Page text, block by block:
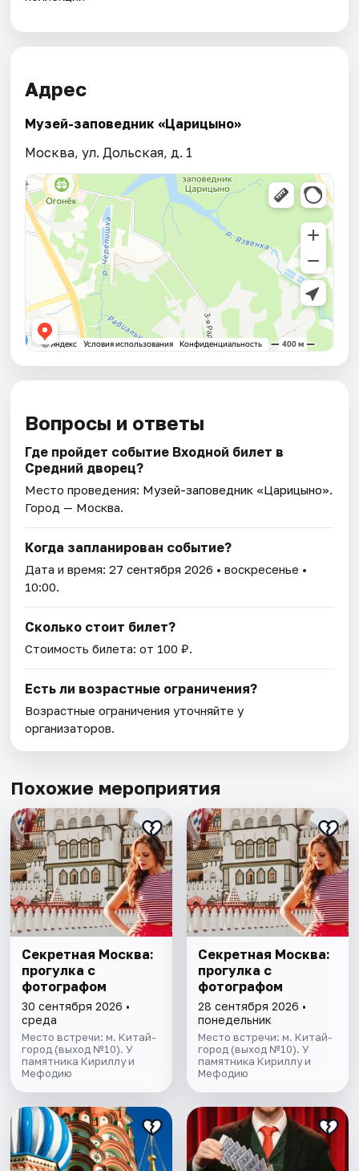
Адрес
Музей-заповедник «Царицыно»
Москва, ул. Дольская, д. 1
Вопросы и ответы
Где пройдет событие Входной билет в
Средний дворец?
Место проведения: Музей-заповедник «Царицыно».
Город — Москва.
Когда запланирован событие?
Дата и время:27 сентября 2026 • воскресенье •
10:00.
Сколько стоит билет?
Стоимость билета: от 100 ₽.
Есть ли возрастные ограничения?
Возрастные ограничения уточняйте у
организаторов.
Похожие мероприятия
Секретная Москва:
прогулка с
фотографом
30 сентября 2026 •
среда
Место встречи: м. Китай-
город (выход №10). У
памятника Кириллу и
Мефодию
Секретная Москва:
прогулка с
фотографом
28 сентября 2026 •
понедельник
Место встречи: м. Китай-
город (выход №10). У
памятника Кириллу и
Мефодию